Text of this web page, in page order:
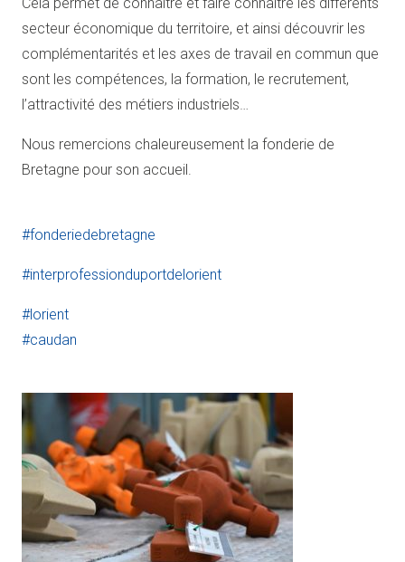
secteur économique du territoire, et ainsi découvrir les
complémentarités et les axes de travail en commun que
sont les compétences, la formation, le recrutement,
l’attractivité des métiers industriels…
Nous remercions chaleureusement la fonderie de
Bretagne pour son accueil.
#fonderiedebretagne
#interprofessionduportdelorient
#lorient
#caudan